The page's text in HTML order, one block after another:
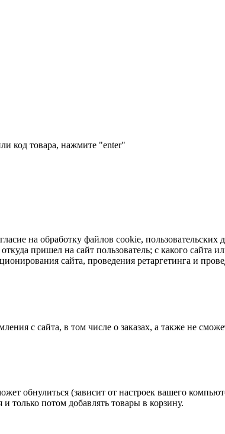
код товара, нажмите "enter"
на обработку файлов cookie,
пришел на сайт пользователь; с какого
сайта, проведения ретаргетинга и
с сайта, в том числе о заказах, а также не
обнулиться (зависит от настроек вашего
и только потом добавлять товары в корзину.